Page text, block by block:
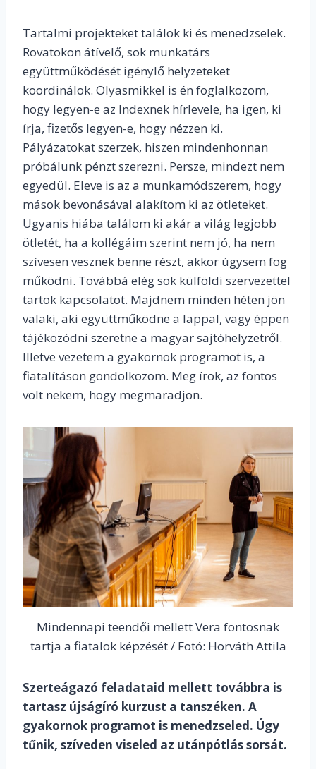
Tartalmi projekteket találok ki és menedzselek.
Rovatokon átívelő, sok munkatárs
együttműködését igénylő helyzeteket
koordinálok. Olyasmikkel is én foglalkozom,
hogy legyen-e az Indexnek hírlevele, ha igen, ki
írja, fizetős legyen-e, hogy nézzen ki.
Pályázatokat szerzek, hiszen mindenhonnan
próbálunk pénzt szerezni. Persze, mindezt nem
egyedül. Eleve is az a munkamódszerem, hogy
mások bevonásával alakítom ki az ötleteket.
Ugyanis hiába találom ki akár a világ legjobb
ötletét, ha a kollégáim szerint nem jó, ha nem
szívesen vesznek benne részt, akkor úgysem fog
működni. Továbbá elég sok külföldi szervezettel
tartok kapcsolatot. Majdnem minden héten jön
valaki, aki együttműködne a lappal, vagy éppen
tájékozódni szeretne a magyar sajtóhelyzetről.
Illetve vezetem a gyakornok programot is, a
fiatalításon gondolkozom. Meg írok, az fontos
volt nekem, hogy megmaradjon.
Mindennapi teendői mellett Vera fontosnak
tartja a fiatalok képzését / Fotó: Horváth Attila
Szerteágazó feladataid mellett továbbra is
tartasz újságíró kurzust a tanszéken. A
gyakornok programot is menedzseled. Úgy
tűnik, szíveden viseled az utánpótlás sorsát.